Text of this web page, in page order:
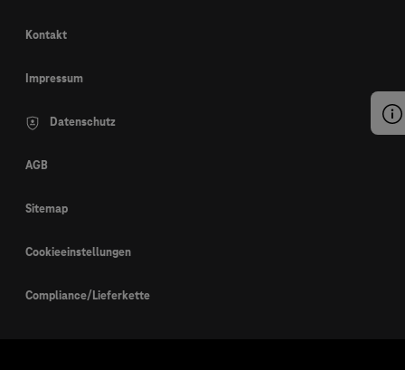
Kontakt
Impressum
Datenschutz
AGB
Sitemap
Cookieeinstellungen
Compliance/Lieferkette